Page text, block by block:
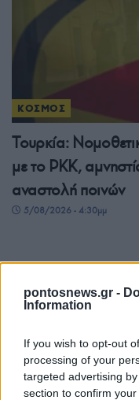
pontosnews.gr -
Information
If you wish to opt-out
processing of your
targeted advertising
section to confirm
ΚΟΣΜΟΣ
Τουρκία:
με το PKK,
αναστολή ποινών
5/08/2026 - 4:30μμ